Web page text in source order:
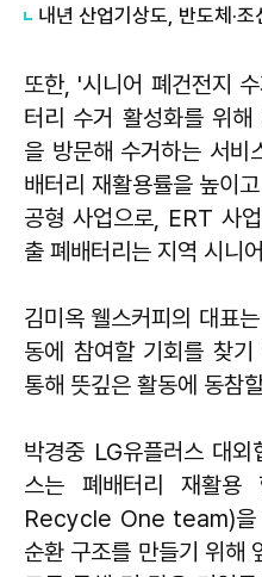
또한, '시니어 폐건전지
터리 수거 활성화를 위
을 방문해 수거하는 서비
배터리 재활용률을 높이
공형 사업으로, ERT 사
출 폐배터리는 지역 시니
김미옥 웰스커피의 대표
동에 참여할 기회를 찾
통해 뜻깊은 활동에 동참
박경중 LG유플러스 대외
스는 폐배터리 재활용
Recycle One team)을
순환 구조를 만들기 위해